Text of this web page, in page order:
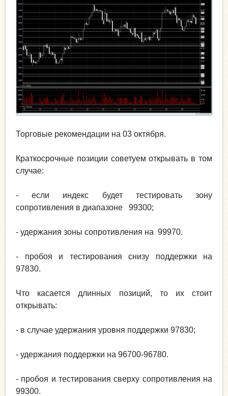
Торговые рекомендации на 03 октября.
Краткосрочные позиции советуем открывать в том
случае:
- если индекс будет тестировать зону
сопротивления в диапазоне 99300;
- удержания зоны сопротивления на 99970.
- пробоя и тестирования снизу поддержки на
97830.
Что касается длинных позиций, то их стоит
открывать:
- в случае удержания уровня поддержки 97830;
- удержания поддержки на 96700-96780.
- пробоя и тестирования сверху сопротивления на
99300.